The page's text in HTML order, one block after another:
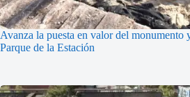
Avanza la puesta en valor del monumento
Parque de la Estación